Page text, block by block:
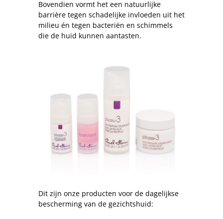
Bovendien vormt het een natuurlijke
barrière tegen schadelijke invloeden uit het
milieu én tegen bacteriën en schimmels
die de huid kunnen aantasten.
Dit zijn onze producten voor de dagelijkse
bescherming van de gezichtshuid: